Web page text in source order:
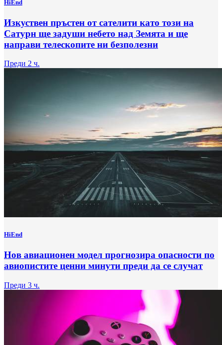
HiEnd
Изкуствен пръстен от сателити като този на
Сатурн ще задуши небето над Земята и ще
направи телескопите ни безполезни
Преди 2 ч.
HiEnd
Нов авиационен модел прогнозира опасности по
авиопистите ценни минути преди да се случат
Преди 3 ч.